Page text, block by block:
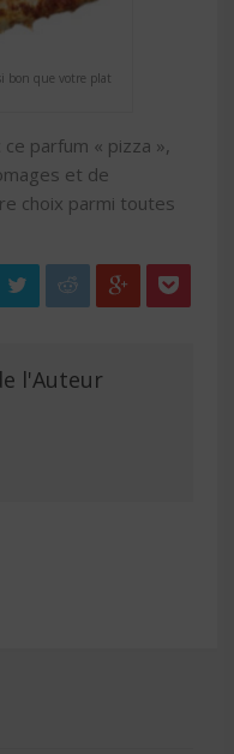
bon que votre plat
parfum « pizza »,
et de
choix parmi toutes
l'Auteur